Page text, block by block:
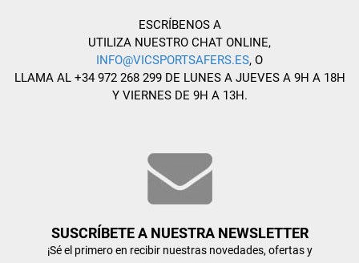
ESCRÍBENOS A
UTILIZA NUESTRO CHAT ONLINE,
INFO@VICSPORTSAFERS.ES, O
LLAMA AL +34 972 268 299 DE LUNES A JUEVES A 9H A 18H
Y VIERNES DE 9H A 13H.
SUSCRÍBETE A NUESTRA NEWSLETTER
¡Sé el primero en recibir nuestras novedades, ofertas y